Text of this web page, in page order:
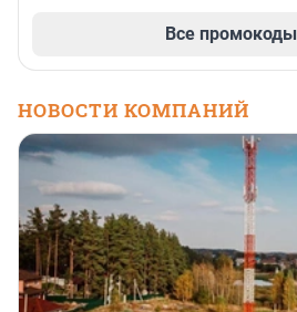
Все промокоды
НОВОСТИ КОМПАНИЙ